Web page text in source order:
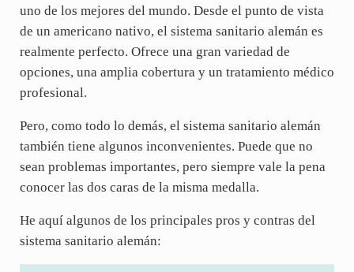
uno de los mejores del mundo. Desde el punto de vista
de un americano nativo, el sistema sanitario alemán es
realmente perfecto. Ofrece una gran variedad de
opciones, una amplia cobertura y un tratamiento médico
profesional.
Pero, como todo lo demás, el sistema sanitario alemán
también tiene algunos inconvenientes. Puede que no
sean problemas importantes, pero siempre vale la pena
conocer las dos caras de la misma medalla.
He aquí algunos de los principales pros y contras del
sistema sanitario alemán: